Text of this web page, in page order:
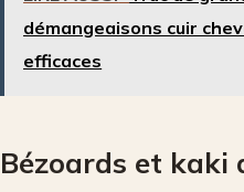
démangeaisons cuir
efficaces
Bézoards et kaki